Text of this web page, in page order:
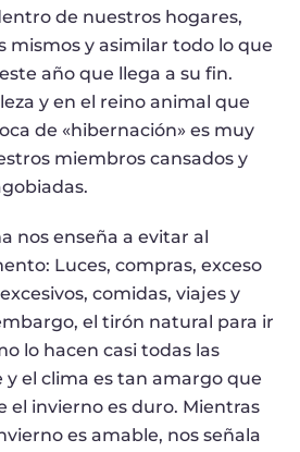
de nuestros hogares,
mismos y asimilar todo lo que
año que llega a su fin.
y en el reino animal que
de «hibernación» es muy
miembros cansados y
nos enseña a evitar al
Luces, compras, exceso
comidas, viajes y
el tirón natural para ir
lo hacen casi todas las
el clima es tan amargo que
el invierno es duro. Mientras
es amable, nos señala